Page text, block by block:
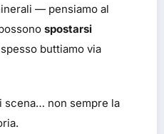
— pensiamo al
spostarsi
buttiamo via
scena… non sempre la